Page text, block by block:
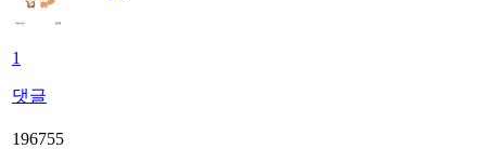
1
댓글
196755